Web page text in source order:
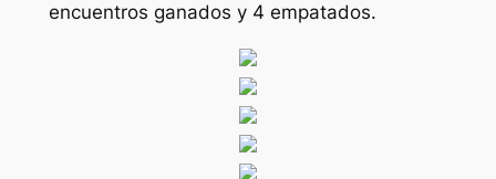
encuentros ganados y 4 empatados.